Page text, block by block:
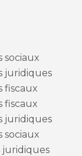
sociaux
juridiques
fiscaux
fiscaux
juridiques
sociaux
juridiques